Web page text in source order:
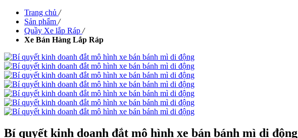
Trang chủ /
Sản phẩm /
Quầy Xe lắp Ráp /
Xe Bán Hàng Lắp Ráp
Bí quyết kinh doanh đắt mô hình xe bán bánh mì di động